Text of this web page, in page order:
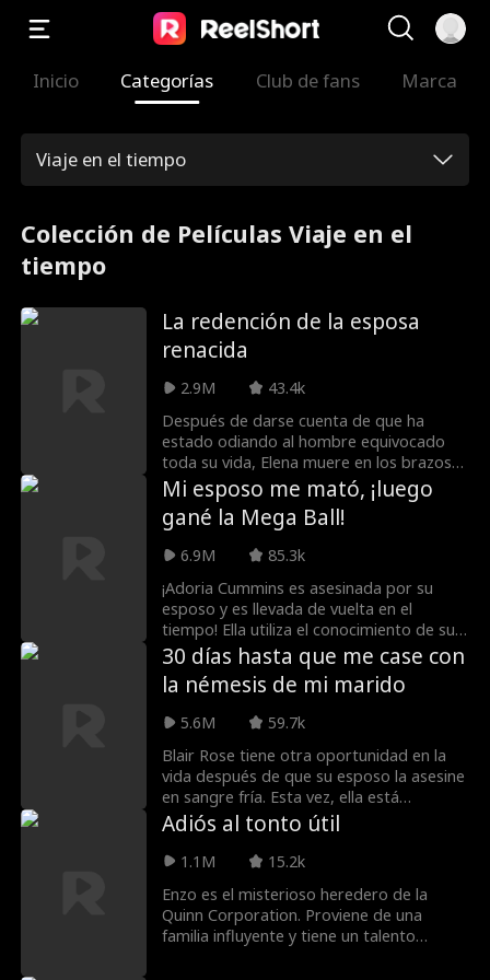
Inicio Categorías Club de fans Marca
Viaje en el tiempo
Colección de Películas Viaje en el
tiempo
La redención de la esposa
renacida
2.9M
43.4k
Después de darse cuenta de que ha
estado odiando al hombre equivocado
toda su vida, Elena muere en los brazos
de su esposo Marcus. Por azares del
destino, Elena es devuelta en el tiempo.
No es demasiado tarde, aún tiene tiempo
para cambiarlo todo. En esta vida, no
odiará a su esposo... lo protegerá a toda
costa.
Mi esposo me mató, ¡luego
gané la Mega Ball!
6.9M
85.3k
¡Adoria Cummins es asesinada por su
esposo y es llevada de vuelta en el
tiempo! Ella utiliza el conocimiento de su
vida anterior para vengarse de todos
aquellos que le hicieron daño,
¡empezando por ganar la Mega bola!
Luego aparece Elijah Snyder, un abogado
que parece tener su mejor interés en
mente, pero hay algo en él... que parece
demasiado familiar.
30 días hasta que me case con
la némesis de mi marido
5.6M
59.7k
Blair Rose tiene otra oportunidad en la
vida después de que su esposo la asesine
en sangre fría. Esta vez, ella está
dispuesta a enseñarle una lección. Lo
meticulosa es enamorarse de Nathan
playboy de la familia Forbes. ¿Es este
otro error o su segunda oportunidad de
amor?
Adiós al tonto útil
1.1M
15.2k
Enzo es el misterioso heredero de la
Quinn Corporation. Proviene de una
familia influyente y tiene un talento